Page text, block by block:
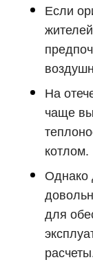
Если
На
чаще
котлом.
Однако
для